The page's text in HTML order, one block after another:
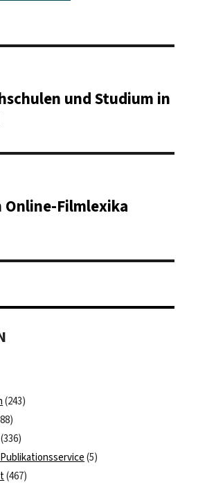
und Studium in
Filmlexika
(243)
(336)
(5)
(467)